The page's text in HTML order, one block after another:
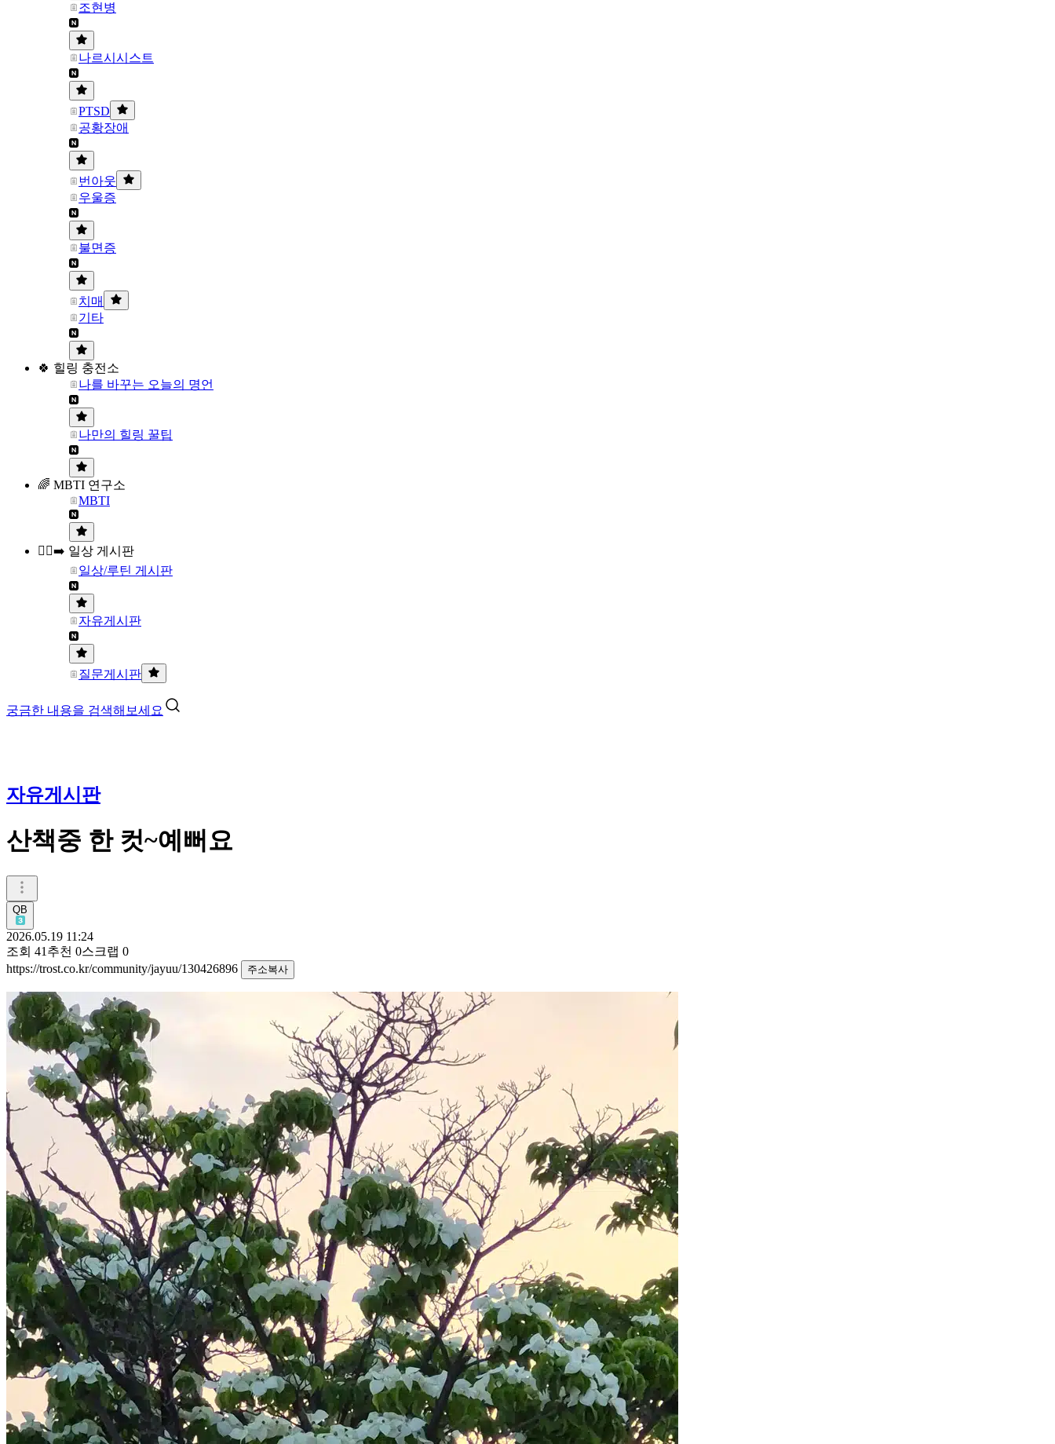
조현병
나르시시스트
PTSD
공황장애
번아웃
우울증
불면증
치매
기타
🍀 힐링 충전소
나를 바꾸는 오늘의 명언
나만의 힐링 꿀팁
🌈 MBTI 연구소
MBTI
🏃‍♀️‍➡️ 일상 게시판
일상/루틴 게시판
자유게시판
질문게시판
궁금한 내용을 검색해보세요
자유게시판
산책중 한 컷~예뻐요
QB
2026.05.19 11:24
조회 41 추천 0스크랩 0
https://trost.co.kr/community/jayuu/130426896
주소복사